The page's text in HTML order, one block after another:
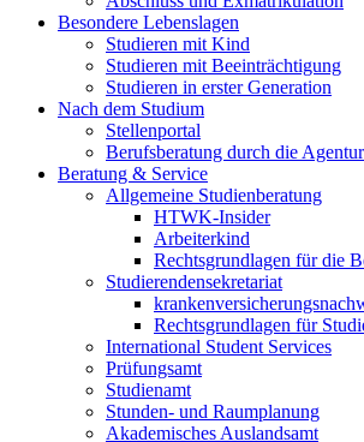
Besondere Lebenslagen
Studieren mit Kind
Studieren mit Beeinträchtigung
Studieren in erster Generation
Nach dem Studium
Stellenportal
Berufsberatung durch die
Beratung & Service
Allgemeine Studienberatung
HTWK-Insider
Arbeiterkind
Rechtsgrundlagen für die
Studierendensekretariat
Rechtsgrundlagen für
International Student Services
Prüfungsamt
Studienamt
Stunden- und Raumplanung
Akademisches Auslandsamt